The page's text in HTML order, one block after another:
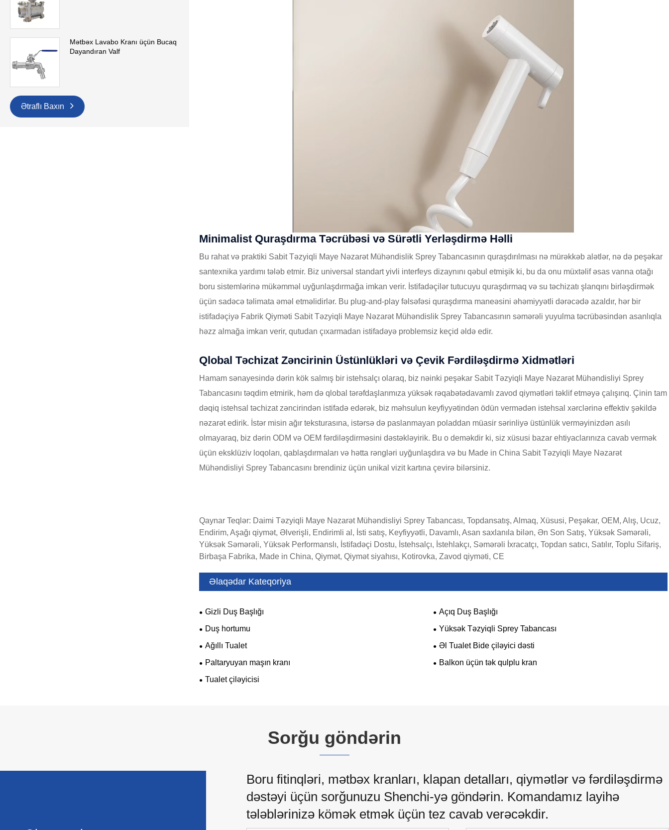
Mətbəx Lavabo Kranı üçün Bucaq
Dayandıran Valf
Ətraflı Baxın
Minimalist Quraşdırma Təcrübəsi və Sürətli Yerləşdirmə Həlli
Bu rahat və praktiki Sabit Təzyiqli Maye Nəzarət Mühəndislik Sprey Tabancasının quraşdırılması nə mürəkkəb alətlər, nə də peşəkar
santexnika yardımı tələb etmir. Biz universal standart yivli interfeys dizaynını qəbul etmişik ki, bu da onu müxtəlif əsas vanna otağı
boru sistemlərinə mükəmməl uyğunlaşdırmağa imkan verir. İstifadəçilər tutucuyu quraşdırmaq və su təchizatı şlanqını birləşdirmək
üçün sadəcə təlimata əməl etməlidirlər. Bu plug-and-play fəlsəfəsi quraşdırma maneəsini əhəmiyyətli dərəcədə azaldır, hər bir
istifadəçiyə Fabrik Qiyməti Sabit Təzyiqli Maye Nəzarət Mühəndislik Sprey Tabancasının səmərəli yuyulma təcrübəsindən asanlıqla
həzz almağa imkan verir, qutudan çıxarmadan istifadəyə problemsiz keçid əldə edir.
Qlobal Təchizat Zəncirinin Üstünlükləri və Çevik Fərdiləşdirmə Xidmətləri
Hamam sənayesində dərin kök salmış bir istehsalçı olaraq, biz nəinki peşəkar Sabit Təzyiqli Maye Nəzarət Mühəndisliyi Sprey
Tabancasını təqdim etmirik, həm də qlobal tərəfdaşlarımıza yüksək rəqabətədavamlı zavod qiymətləri təklif etməyə çalışırıq. Çinin tam
dəqiq istehsal təchizat zəncirindən istifadə edərək, biz məhsulun keyfiyyətindən ödün vermədən istehsal xərclərinə effektiv şəkildə
nəzarət edirik. İstər misin ağır teksturasına, istərsə də paslanmayan poladdan müasir sərinliyə üstünlük verməyinizdən asılı
olmayaraq, biz dərin ODM və OEM fərdiləşdirməsini dəstəkləyirik. Bu o deməkdir ki, siz xüsusi bazar ehtiyaclarınıza cavab vermək
üçün eksklüziv loqoları, qablaşdırmaları və hətta rəngləri uyğunlaşdıra və bu Made in China Sabit Təzyiqli Maye Nəzarət
Mühəndisliyi Sprey Tabancasını brendiniz üçün unikal vizit kartına çevirə bilərsiniz.
Qaynar Teqlər: Daimi Təzyiqli Maye Nəzarət Mühəndisliyi Sprey Tabancası, Topdansatış, Almaq, Xüsusi, Peşəkar, OEM, Alış, Ucuz,
Endirim, Aşağı qiymət, Əlverişli, Endirimli al, İsti satış, Keyfiyyətli, Davamlı, Asan saxlanıla bilən, Ən Son Satış, Yüksək Səmərəli,
Yüksək Səmərəli, Yüksək Performanslı, İstifadəçi Dostu, İstehsalçı, İstehlakçı, Səmərəli İxracatçı, Topdan satıcı, Satılır, Toplu Sifariş,
Birbaşa Fabrika, Made in China, Qiymət, Qiymət siyahısı, Kotirovka, Zavod qiyməti, CE
Əlaqədar Kateqoriya
Gizli Duş Başlığı
Açıq Duş Başlığı
Duş hortumu
Yüksək Təzyiqli Sprey Tabancası
Ağıllı Tualet
Əl Tualet Bide çiləyici dəsti
Paltaryuyan maşın kranı
Balkon üçün tək qulplu kran
Tualet çiləyicisi
Sorğu göndərin
Boru fitinqləri, mətbəx kranları, klapan detalları, qiymətlər və fərdiləşdirmə
dəstəyi üçün sorğunuzu Shenchi-yə göndərin. Komandamız layihə
tələblərinizə kömək etmək üçün tez cavab verəcəkdir.